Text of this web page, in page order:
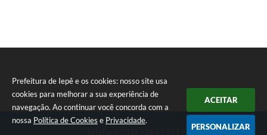
Prefeitura de Iepê e os cookies: nosso site usa
cookies para melhorar a sua experiência de
navegação. Ao continuar você concorda com a
nossa Política de Cookies e Privacidade.
ACEITAR
PERSONALIZAR